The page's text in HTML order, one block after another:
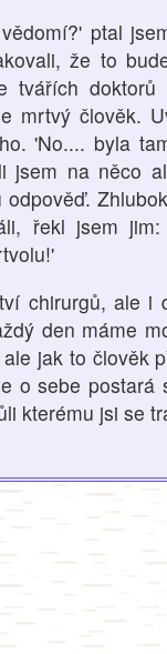
ptal
že to
tvářích
mrtvý člověk.
'No.... byla
jsem na něco
řekl jsem
chirurgů, ale i
den máme
jak to člověk
o sebe
kterému jsi se